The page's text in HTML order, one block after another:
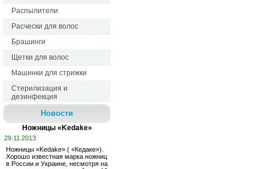
Распылители
Расчески для волос
Брашинги
Щетки для волос
Машинки для стрижки
Стерилизация и
дезинфекция
Новости
Ножницы «Kedake»
29.11.2013
Ножницы «Kedake» ( «Кедаке»).
Хорошо известная марка ножниц
в России и Украине, несмотря на